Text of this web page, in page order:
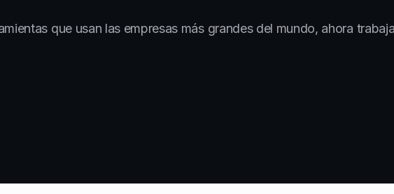
que usan las empresas más grandes del mundo, ahora